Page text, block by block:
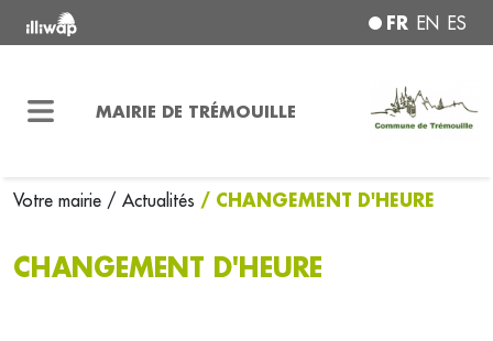
FR EN ES
MAIRIE DE TRÉMOUILLE
Votre mairie / Actualités / CHANGEMENT D'HEURE
CHANGEMENT D'HEURE